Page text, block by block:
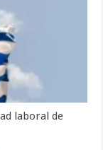
laboral de